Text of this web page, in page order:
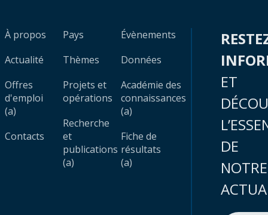
À propos
Actualité
Offres
d'emploi
(a)
Contacts
Pays
Thèmes
Projets et
opérations
Recherche
et
publications
(a)
Évènements
Données
Académie des
connaissances
(a)
Fiche de
résultats
(a)
ET
DE
NOTRE